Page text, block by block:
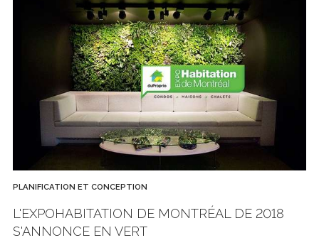
PLANIFICATION ET CONCEPTION
L'EXPOHABITATION DE MONTRÉAL DE 2018
S'ANNONCE EN VERT